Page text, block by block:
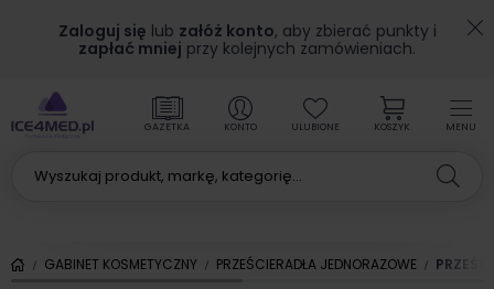
Zaloguj się lub załóż konto, aby zbierać punkty i
zapłać mniej przy kolejnych zamówieniach.
MENU
GAZETKA KONTO ULUBIONE KOSZYK
GABINET KOSMETYCZNY PRZEŚCIERADŁA JEDNORAZOWE